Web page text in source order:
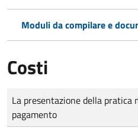
Moduli da compilare e
Costi
Tipo di pagamento
Importo
La presentazione della pratica
pagamento